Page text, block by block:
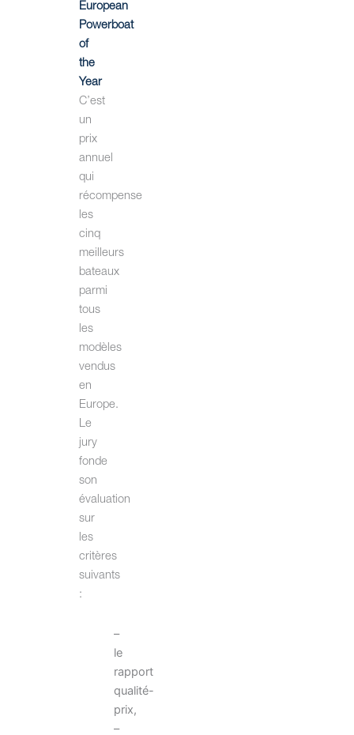
European
Powerboat
of
the
Year
C’est
un
prix
annuel
qui
récompense
les
cinq
meilleurs
bateaux
parmi
tous
les
modèles
vendus
en
Europe.
Le
jury
fonde
son
évaluation
sur
les
critères
suivants
:
–
le
rapport
qualité-
prix,
–